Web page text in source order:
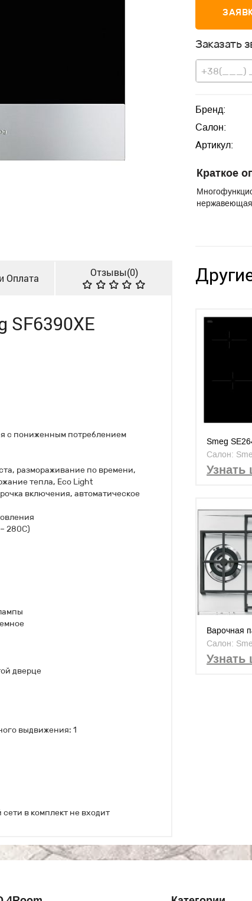
Оплата Отзывы(0)
SF6390XE
с пониженным потреблением
размораживание по времени,
тепла, Eco Light
включения, автоматическое
280С)
дверце
выдвижения: 1
в комплект не входит
Заказать
Бренд:
Салон:
Артикул:
Краткое
нержавеющая
Smeg
панель
Салон:
Узнать
Варочная
P1641X
Салон:
Узнать